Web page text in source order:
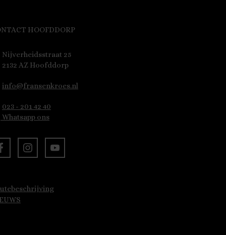
HOOFDDORP
Nijverheidsstraat 25
2132 AZ Hoofddorp
info@fransenkroes.nl
023 - 201 42 40
Whatsapp ons